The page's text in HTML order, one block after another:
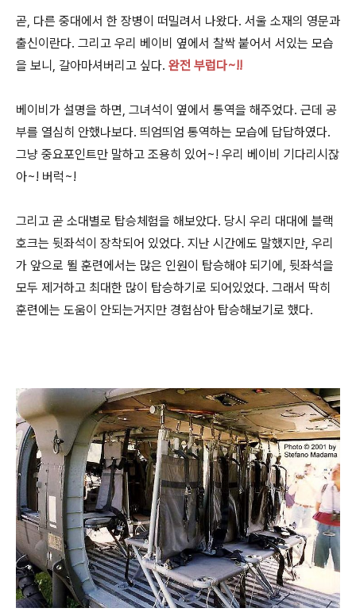
곧, 다른 중대에서 한 장병이 떠밀려서 나왔다. 서울 소재의 영문과
출신이란다. 그리고 우리 베이비 옆에서 찰싹 붙어서 서있는 모습
을 보니, 갈아마셔버리고 싶다. 완전 부럽다~!!
베이비가 설명을 하면, 그녀석이 옆에서 통역을 해주었다. 근데 공
부를 열심히 안했나보다. 띄엄띄엄 통역하는 모습에 답답하였다.
그냥 중요포인트만 말하고 조용히 있어~! 우리 베이비 기다리시잖
아~! 버럭~!
그리고 곧 소대별로 탑승체험을 해보았다. 당시 우리 대대에 블랙
호크는 뒷좌석이 장착되어 있었다. 지난 시간에도 말했지만, 우리
가 앞으로 뛸 훈련에서는 많은 인원이 탑승해야 되기에, 뒷좌석을
모두 제거하고 최대한 많이 탑승하기로 되어있었다. 그래서 딱히
훈련에는 도움이 안되는거지만 경험삼아 탑승해보기로 했다.